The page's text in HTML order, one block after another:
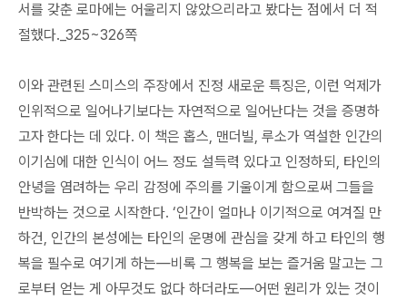
서를 갖춘 로마에는 어울리지 않았으리라고 봤다는 점에서 더 적
절했다._325~326쪽
이와 관련된 스미스의 주장에서 진정 새로운 특징은, 이런 억제가
인위적으로 일어나기보다는 자연적으로 일어난다는 것을 증명하
고자 한다는 데 있다. 이 책은 홉스, 맨더빌, 루소가 역설한 인간의
이기심에 대한 인식이 어느 정도 설득력 있다고 인정하되, 타인의
안녕을 염려하는 우리 감정에 주의를 기울이게 함으로써 그들을
반박하는 것으로 시작한다. ‘인간이 얼마나 이기적으로 여겨질 만
하건, 인간의 본성에는 타인의 운명에 관심을 갖게 하고 타인의 행
복을 필수로 여기게 하는―비록 그 행복을 보는 즐거움 말고는 그
로부터 얻는 게 아무것도 없다 하더라도―어떤 원리가 있는 것이